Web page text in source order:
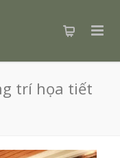
trí họa tiết